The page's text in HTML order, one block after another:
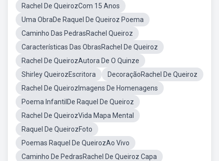
Rachel De QueirozCom 15 Anos
Uma ObraDe Raquel De Queiroz Poema
Caminho Das PedrasRachel Queiroz
Características Das ObrasRachel De Queiroz
Rachel De QueirozAutora De O Quinze
Shirley QueirozEscritora
DecoraçãoRachel De Queiroz
Rachel De QueirozImagens De Homenagens
Poema InfantilDe Raquel De Queiroz
Rachel De QueirozVida Mapa Mental
Raquel De QueirozFoto
Poemas Raquel De QueirozAo Vivo
Caminho De PedrasRachel De Queiroz Capa